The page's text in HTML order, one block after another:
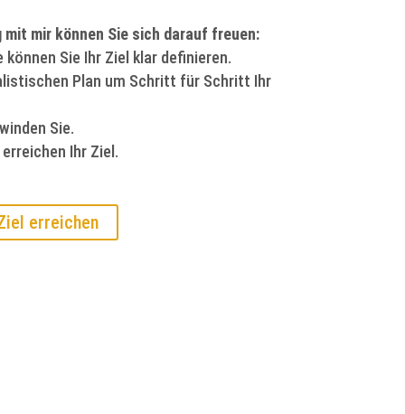
mir können Sie sich darauf freuen:
Sie Ihr Ziel klar definieren.
Plan um Schritt für Schritt Ihr
Sie.
Ihr Ziel.
erreichen